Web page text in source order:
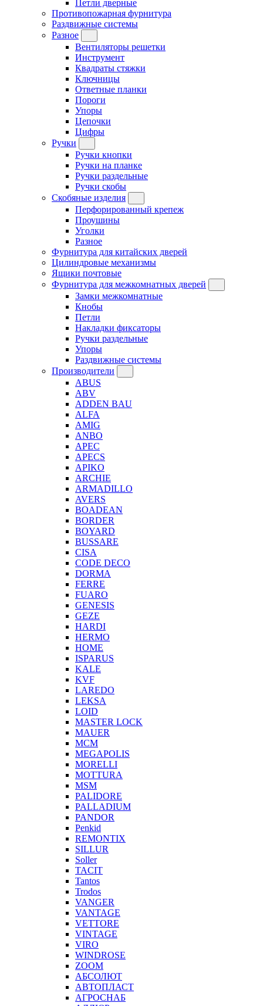
Петли дверные
Противопожарная фурнитура
Раздвижные системы
Разное
Вентиляторы решетки
Инструмент
Квадраты стяжки
Ключницы
Ответные планки
Пороги
Упоры
Цепочки
Цифры
Ручки
Ручки кнопки
Ручки на планке
Ручки раздельные
Ручки скобы
Скобяные изделия
Перфорированный крепеж
Проушины
Уголки
Разное
Фурнитура для китайских дверей
Цилиндровые механизмы
Ящики почтовые
Фурнитура для межкомнатных дверей
Замки межкомнатные
Кнобы
Петли
Накладки фиксаторы
Ручки раздельные
Упоры
Раздвижные системы
Производители
ABUS
ABV
ADDEN BAU
ALFA
AMIG
ANBO
APEC
APECS
APIKO
ARCHIE
ARMADILLO
AVERS
BOADEAN
BORDER
BOYARD
BUSSARE
CISA
CODE DECO
DORMA
FERRE
FUARO
GENESIS
GEZE
HARDI
HERMO
HOMЕ
ISPARUS
KALE
KVF
LAREDO
LEKSA
LOID
MASTER LOCK
MAUER
MCM
MEGAPOLIS
MORELLI
MOTTURA
MSM
PALIDORE
PALLADIUM
PANDOR
Penkid
REMONTIX
SILLUR
Soller
TACIT
Tantos
Trodos
VANGER
VANTAGE
VETTORE
VINTAGE
VIRO
WINDROSE
ZOOM
АБСОЛЮТ
АВТОПЛАСТ
АГРОСНАБ